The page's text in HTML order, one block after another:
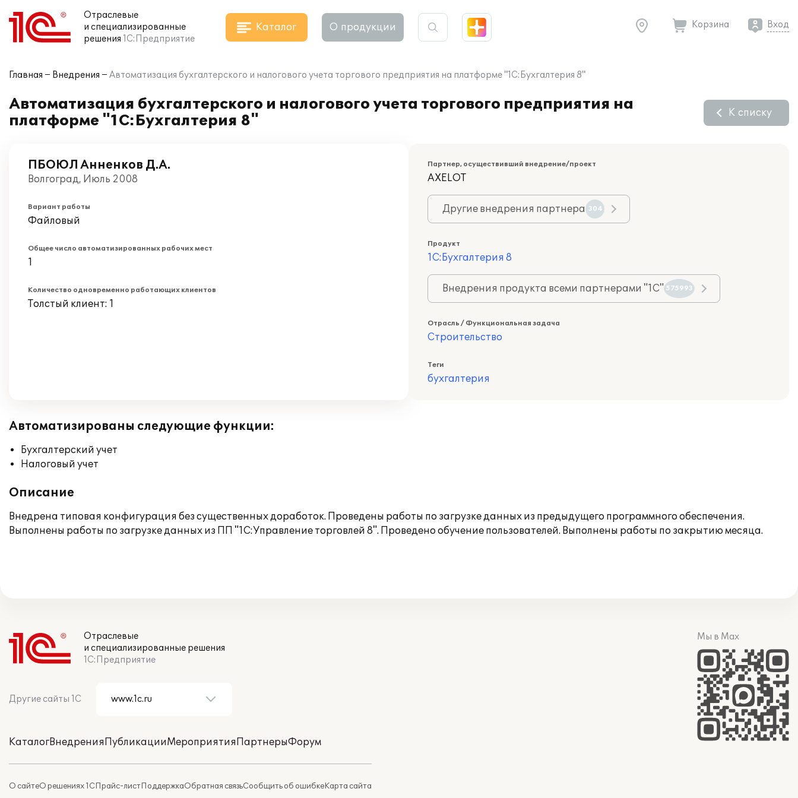
Отраслевые
и специализированные
решения 1С:Предприятие
Каталог О продукции Корзина Вход
Главная Внедрения Автоматизация бухгалтерского и налогового учета торгового предприятия на платформе "1С:Бухгалтерия 8"
Автоматизация бухгалтерского и налогового учета торгового предприятия на
платформе "1С:Бухгалтерия 8"
К списку
ПБОЮЛ Анненков Д.А.
Волгоград, Июль 2008
Вариант работы
Файловый
Общее число автоматизированных рабочих мест
1
Количество одновременно работающих клиентов
Толстый клиент: 1
Партнер, осуществивший внедрение/проект
AXELOT
Другие внедрения партнера 304
Продукт
1С:Бухгалтерия 8
Внедрения продукта всеми партнерами "1С" 575993
Отрасль / Функциональная задача
Строительство
Теги
бухгалтерия
Автоматизированы следующие функции:
Бухгалтерский учет
Налоговый учет
Описание
Внедрена типовая конфигурация без существенных доработок. Проведены работы по загрузке данных из предыдущего программного обеспечения.
Выполнены работы по загрузке данных из ПП "1С:Управление торговлей 8". Проведено обучение пользователей. Выполнены работы по закрытию месяца.
Отраслевые
и специализированные решения
1С:Предприятие
Другие сайты 1С
КаталогВнедренияПубликацииМероприятияПартнерыФорум
О сайтеО решениях 1СПрайс-листПоддержкаОбратная связьСообщить об ошибкеКарта сайта
Мы в Max